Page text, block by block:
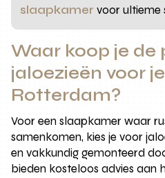
slaapkamer voor ultieme
Waar koop je de
jaloezieën voor
Rotterdam?
Voor een slaapkamer waar
samenkomen, kies je voor
en vakkundig gemonteerd
bieden kosteloos advies aan